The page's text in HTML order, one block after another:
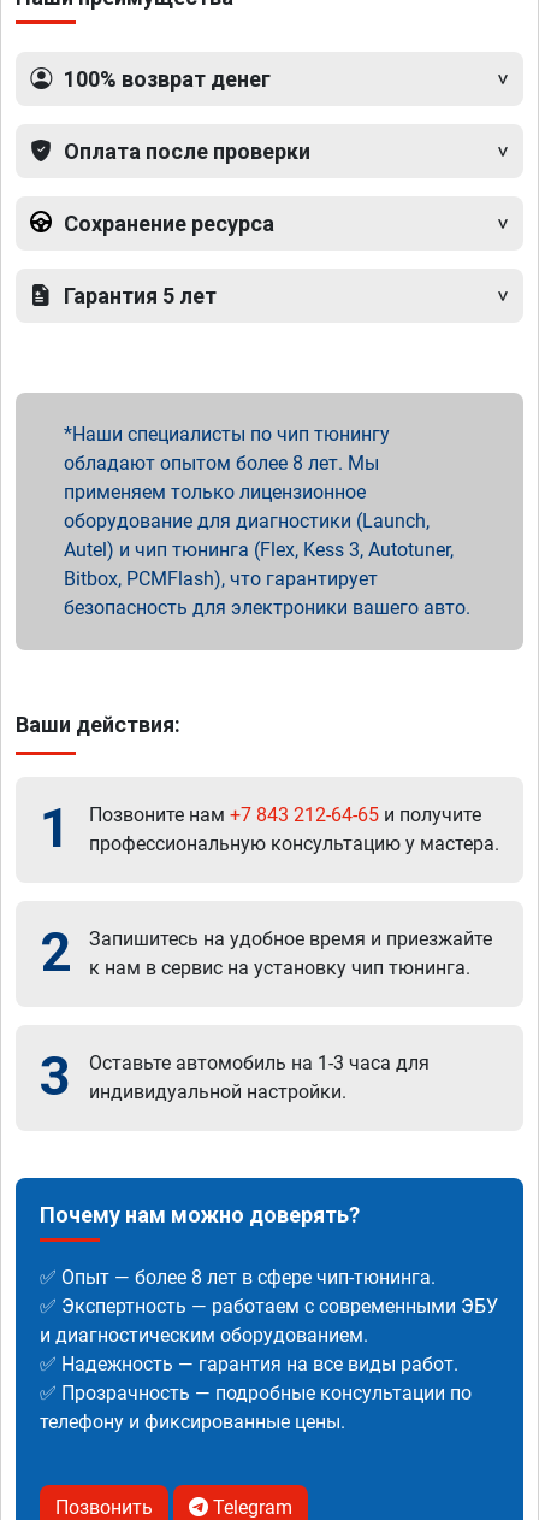
100% возврат денег
Оплата после проверки
Сохранение ресурса
Гарантия 5 лет
Наши специалисты по чип тюнингу
обладают опытом более 8 лет. Мы
применяем только лицензионное
оборудование для диагностики (Launch,
Autel) и чип тюнинга (Flex, Kess 3, Autotuner,
Bitbox, PCMFlash), что гарантирует
безопасность для электроники вашего авто.
Ваши действия:
1 Позвоните нам +7 843 212-64-65 и получите
профессиональную консультацию у мастера.
2
Запишитесь на удобное время и приезжайте
к нам в сервис на установку чип тюнинга.
3
Оставьте автомобиль на 1-3 часа для
индивидуальной настройки.
Почему нам можно доверять?
✅ Опыт — более 8 лет в сфере чип-тюнинга.
✅ Экспертность — работаем с современными ЭБУ
и диагностическим оборудованием.
✅ Надежность — гарантия на все виды работ.
✅ Прозрачность — подробные консультации по
телефону и фиксированные цены.
Позвонить Telegram